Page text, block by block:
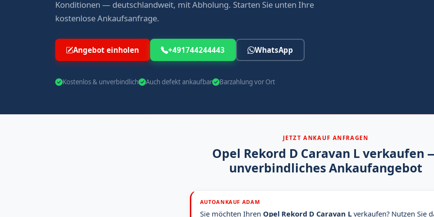
Konditionen — deutschlandweit, mit Abholung. Starten Sie unten Ihre
kostenlose Ankaufsanfrage.
Angebot einholen +491744244443 WhatsApp
Kostenlos & unverbindlich Auch defekt ankaufbar Barzahlung vor Ort
JETZT ANKAUF ANFRAGEN
Opel Rekord D Caravan L verkaufen
unverbindliches Ankaufangebot
AUTOANKAUF ADAM
Sie möchten Ihren Opel Rekord D Caravan Lverkaufen? Nutzen Sie